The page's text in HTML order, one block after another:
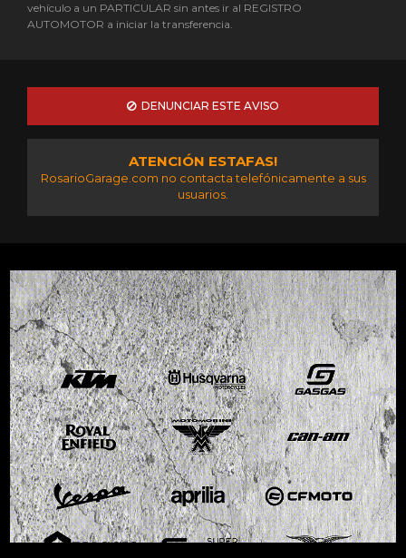
vehículo a un PARTICULAR sin antes ir al REGISTRO
AUTOMOTOR a iniciar la transferencia.
DENUNCIAR ESTE AVISO
ATENCIÓN ESTAFAS!
RosarioGarage.com no contacta telefónicamente a sus
usuarios.